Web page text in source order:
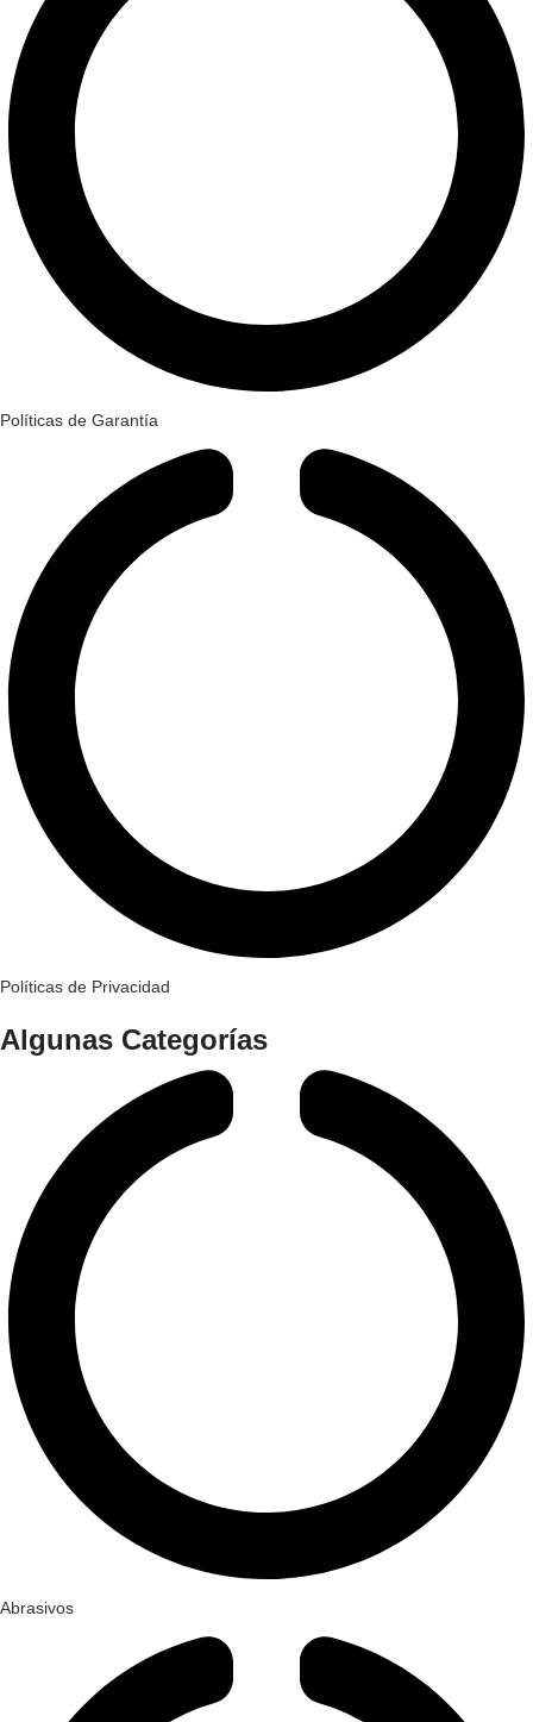
Políticas de Garantía
Políticas de Privacidad
Algunas Categorías
Abrasivos